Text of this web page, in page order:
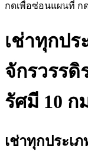
กดเพื่อซ่อนแผนที่ ก
เช่าทุกปร
จักรวรรดิ
รัศมี 10 ก
เช่าทุกประเ